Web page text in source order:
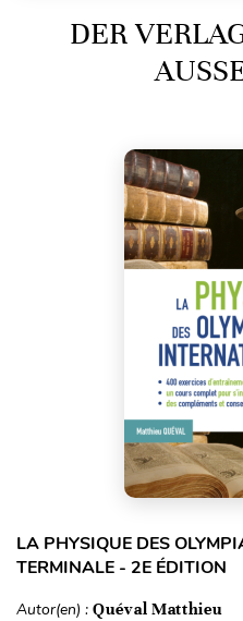
DER
LA PHYSIQUE DES
TERMINALE - 2E ÉDITION
Autor(en) : Quéval Matthieu